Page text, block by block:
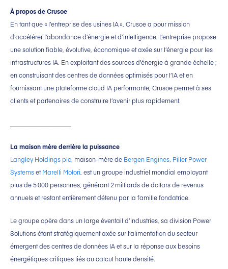
À propos de Crusoe
En tant que « l’entreprise des usines IA », Crusoe a pour mission
d’accélérer l’abondance d’énergie et d’intelligence. L’entreprise propose
une solution fiable, évolutive, économique et axée sur l’énergie pour les
infrastructures IA. En exploitant des sources d’énergie à grande échelle ;
en construisant des centres de données optimisés pour l’IA et en
fournissant une plateforme cloud IA performante, Crusoe permet à ses
clients et partenaires de construire l’avenir plus rapidement.
La maison mère derrière la puissance
Langley Holdings plc, maison-mère de Bergen Engines, Piller Power
SystemsetMarelli Motori, est un groupe industriel mondial employant
plus de 5 000 personnes, générant 2 milliards de dollars de revenus
annuels et restant entièrement détenu par la famille fondatrice.
Le groupe opère dans un large éventail d’industries, sa division Power
Solutions étant stratégiquement axée sur l’alimentation du secteur
émergent des centres de données IA et sur la réponse aux besoins
énergétiques critiques liés au calcul haute densité.